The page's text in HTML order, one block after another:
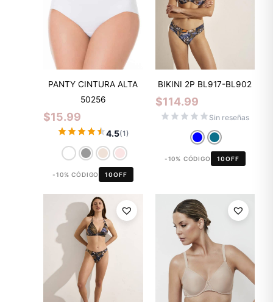
PANTY CINTURA ALTA
50256
$15.99
4.5(1)
-10% CÓDIGO 10OFF
BIKINI 2P BL917-BL902
$114.99
Sin reseñas
-10% CÓDIGO 10OFF